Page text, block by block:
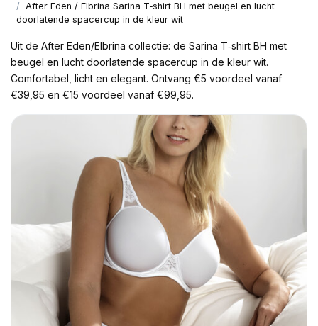
After Eden / Elbrina Sarina T‑shirt BH met beugel en lucht
doorlatende spacercup in de kleur wit
Uit de After Eden/Elbrina collectie: de Sarina T‑shirt BH met
beugel en lucht doorlatende spacercup in de kleur wit.
Comfortabel, licht en elegant. Ontvang €5 voordeel vanaf
€39,95 en €15 voordeel vanaf €99,95.